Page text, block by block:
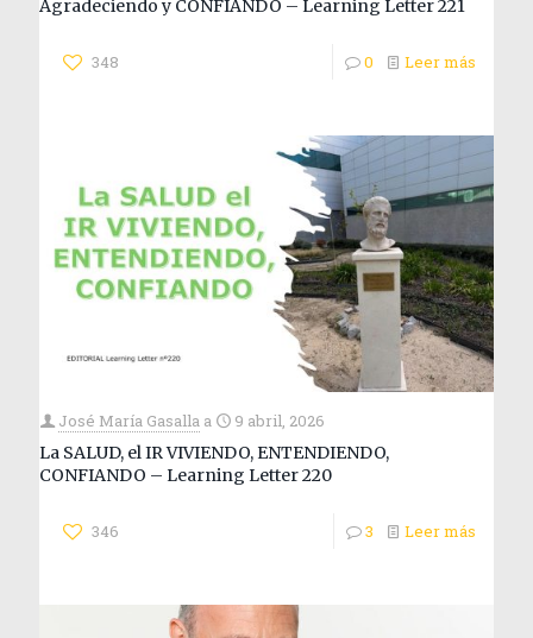
Agradeciendo y CONFIANDO – Learning Letter 221
348 0 Leer más
José María Gasalla a
9 abril, 2026
La SALUD, el IR VIVIENDO, ENTENDIENDO,
CONFIANDO – Learning Letter 220
346 3 Leer más